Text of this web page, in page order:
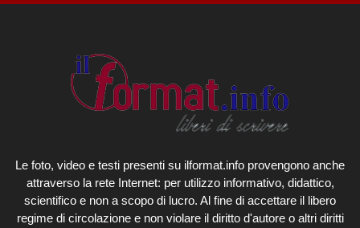
Le foto, video e testi presenti su ilformat.info provengono anche
attraverso la rete Internet: per utilizzo informativo, didattico,
scientifico e non a scopo di lucro. Al fine di accettare il libero
regime di circolazione e non violare il diritto d'autore o altri diritti